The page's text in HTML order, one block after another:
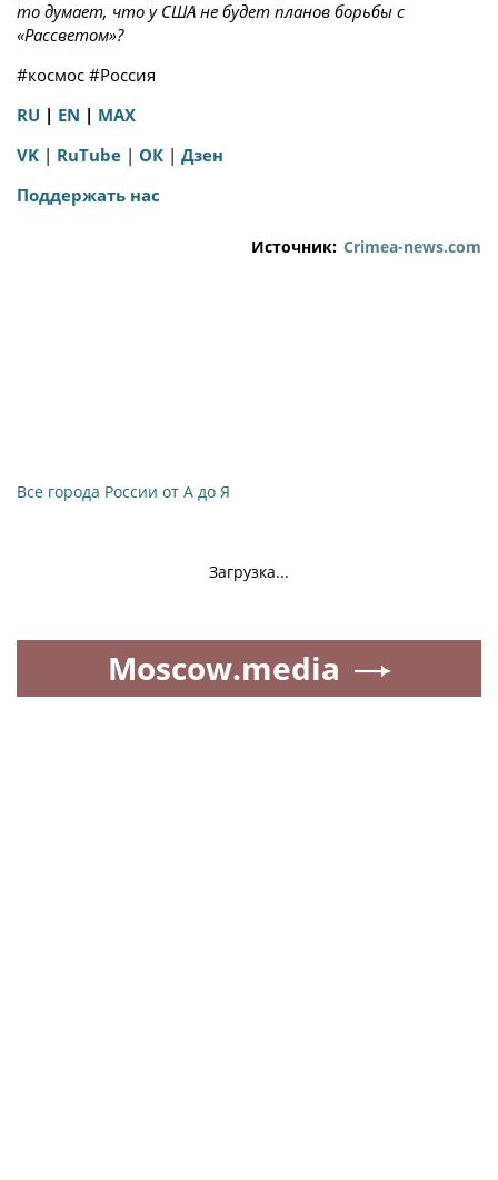
то думает, что у США не будет планов борьбы с
«Рассветом»?
#космос #Россия
RU | EN | MAX
VK | RuTube | ОК | Дзен
Поддержать нас
Источник: Crimea-news.com
Все города России от А до Я
Загрузка...
Moscow.media